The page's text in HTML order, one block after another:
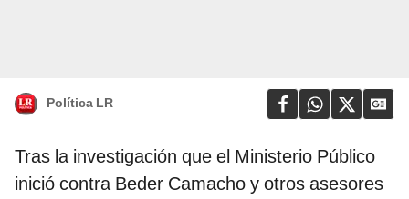
Política LR
Tras la investigación que el Ministerio Público
inició contra Beder Camacho y otros asesores